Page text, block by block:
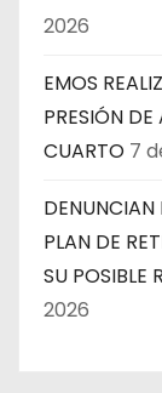
2026
EMOS
PRESIÓN
CUARTO 7
DENUNCIAN
PLAN DE
SU POSIBLE
2026